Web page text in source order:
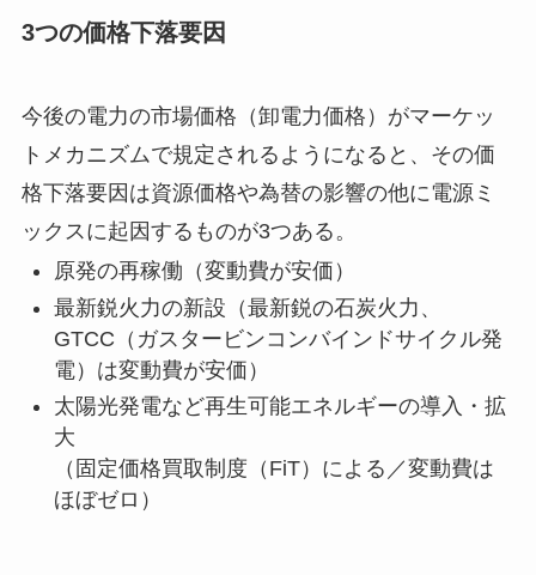
3つの価格下落要因
今後の電力の市場価格（卸電力価格）がマーケッ
トメカニズムで規定されるようになると、その価
格下落要因は資源価格や為替の影響の他に電源ミ
ックスに起因するものが3つある。
原発の再稼働（変動費が安価）
最新鋭火力の新設（最新鋭の石炭火力、
GTCC（ガスタービンコンバインドサイクル発
電）は変動費が安価）
太陽光発電など再生可能エネルギーの導入・拡
大
（固定価格買取制度（FiT）による／変動費は
ほぼゼロ）